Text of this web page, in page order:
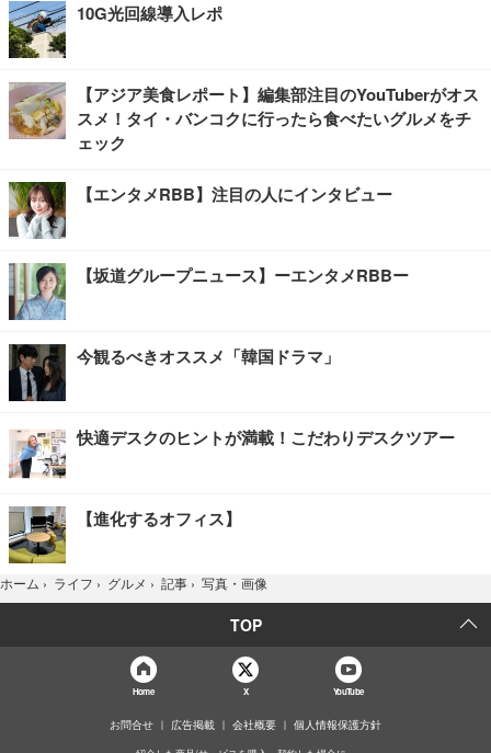
10G光回線導入レポ
【アジア美食レポート】編集部注目のYouTuberがオス
スメ！タイ・バンコクに行ったら食べたいグルメをチ
ェック
【エンタメRBB】注目の人にインタビュー
【坂道グループニュース】ーエンタメRBBー
今観るべきオススメ「韓国ドラマ」
快適デスクのヒントが満載！こだわりデスクツアー
【進化するオフィス】
ホーム › ライフ › グルメ › 記事 › 写真・画像
TOP
Home X YouTube
お問合せ 広告掲載 会社概要 個人情報保護方針